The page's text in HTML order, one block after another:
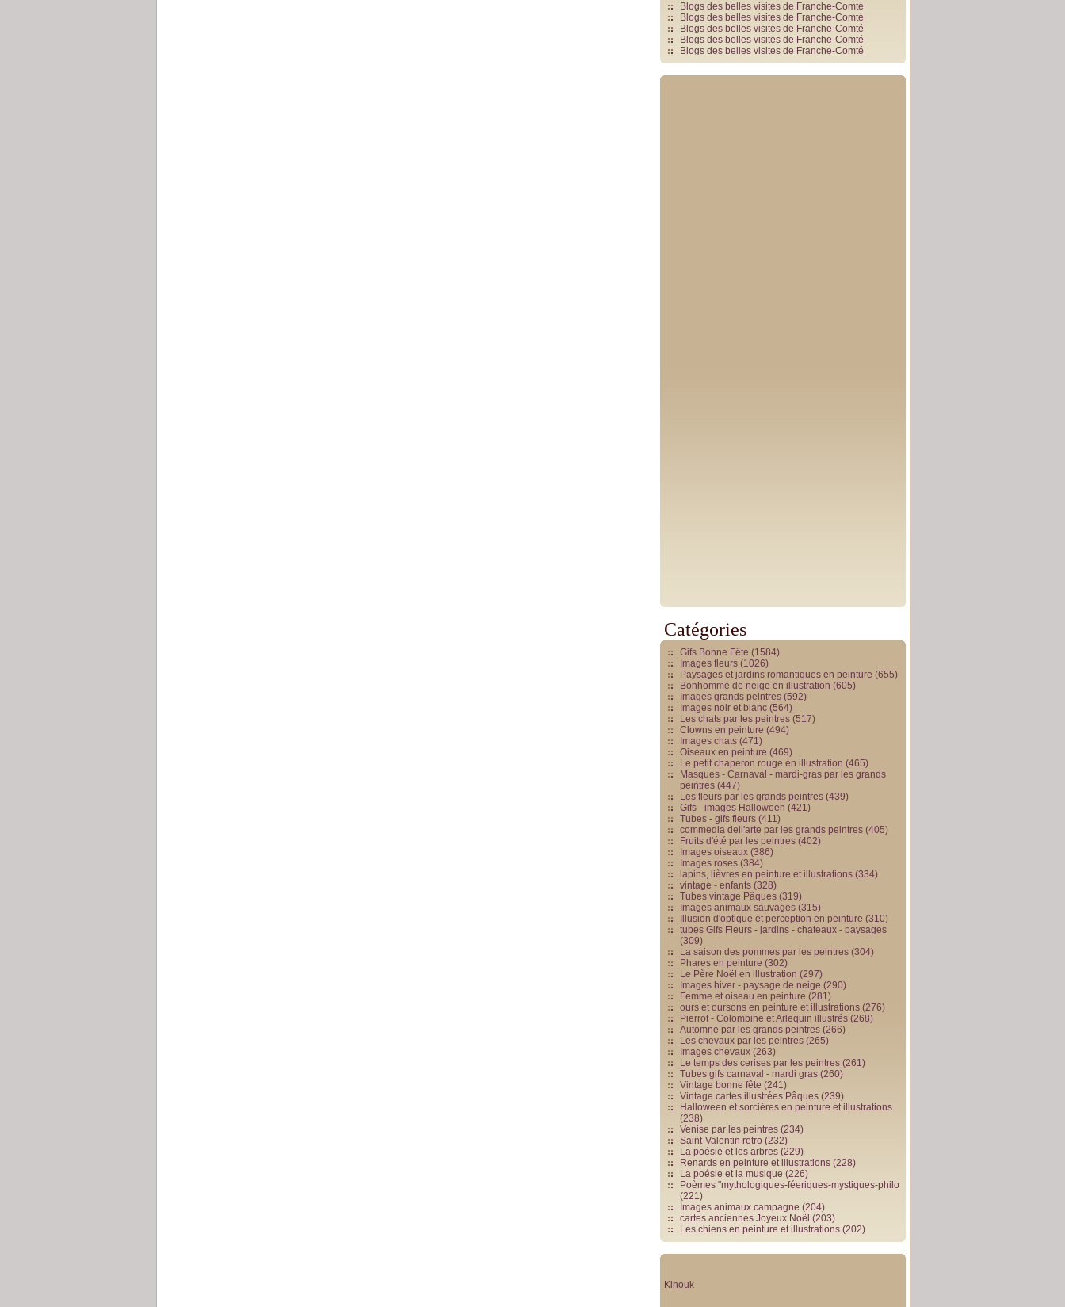
Blogs des belles visites de Franche-Comté
Blogs des belles visites de Franche-Comté
Blogs des belles visites de Franche-Comté
Blogs des belles visites de Franche-Comté
Blogs des belles visites de Franche-Comté
Catégories
Gifs Bonne Fête (1584)
Images fleurs (1026)
Paysages et jardins romantiques en peinture (655)
Bonhomme de neige en illustration (605)
Images grands peintres (592)
Images noir et blanc (564)
Les chats par les peintres (517)
Clowns en peinture (494)
Images chats (471)
Oiseaux en peinture (469)
Le petit chaperon rouge en illustration (465)
Masques - Carnaval - mardi-gras par les grands
peintres (447)
Les fleurs par les grands peintres (439)
Gifs - images Halloween (421)
Tubes - gifs fleurs (411)
commedia dell'arte par les grands peintres (405)
Fruits d'été par les peintres (402)
Images oiseaux (386)
Images roses (384)
lapins, lièvres en peinture et illustrations (334)
vintage - enfants (328)
Tubes vintage Pâques (319)
Images animaux sauvages (315)
Illusion d'optique et perception en peinture (310)
tubes Gifs Fleurs - jardins - chateaux - paysages
(309)
La saison des pommes par les peintres (304)
Phares en peinture (302)
Le Père Noël en illustration (297)
Images hiver - paysage de neige (290)
Femme et oiseau en peinture (281)
ours et oursons en peinture et illustrations (276)
Pierrot - Colombine et Arlequin illustrés (268)
Automne par les grands peintres (266)
Les chevaux par les peintres (265)
Images chevaux (263)
Le temps des cerises par les peintres (261)
Tubes gifs carnaval - mardi gras (260)
Vintage bonne fête (241)
Vintage cartes illustrées Pâques (239)
Halloween et sorcières en peinture et illustrations
(238)
Venise par les peintres (234)
Saint-Valentin retro (232)
La poésie et les arbres (229)
Renards en peinture et illustrations (228)
La poésie et la musique (226)
Poèmes "mythologiques-féeriques-mystiques-philo
(221)
Images animaux campagne (204)
cartes anciennes Joyeux Noël (203)
Les chiens en peinture et illustrations (202)
Kinouk